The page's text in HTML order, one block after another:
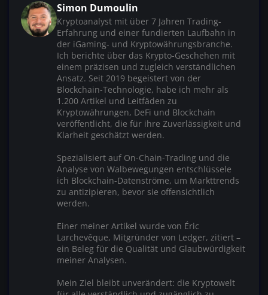
Simon Dumoulin
Kryptoanalyst mit über 7 Jahren Trading-
Erfahrung und einer fundierten Laufbahn in
der iGaming- und Kryptowährungsbranche.
Ich berichte über das Krypto-Geschehen mit
einem präzisen und zugleich verständlichen
Ansatz. Seit 2019 begeistert von der
Blockchain-Technologie, habe ich mehr als
1.200 Artikel und Leitfäden zu
Kryptowährungen, DeFi und Blockchain
veröffentlicht, die für ihre Zuverlässigkeit und
Klarheit geschätzt werden.
Spezialisiert auf On-Chain-Trading und die
Analyse von Walbewegungen entschlüssele
ich Blockchain-Datenströme, um Markttrends
zu antizipieren, bevor sie offensichtlich
werden.
Einer meiner Artikel wurde von Éric
Larchevêque, Mitgründer von Ledger, zitiert –
ein Beleg für die Qualität und Glaubwürdigkeit
meiner Analysen.
Mein Ziel bleibt unverändert: die Kryptowelt